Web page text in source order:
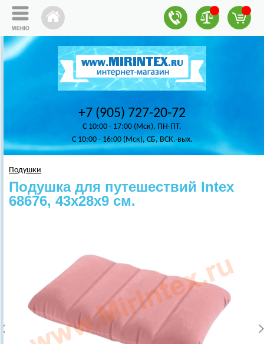
+7 (905) 727-20-72
C 10:00 - 17:00 (Мск), ПН-ПТ.
C 10:00 - 16:00 (Мск), СБ, ВСК.-вых.
Подушки
Подушка для путешествий Intex
68676, 43х28х9 см.